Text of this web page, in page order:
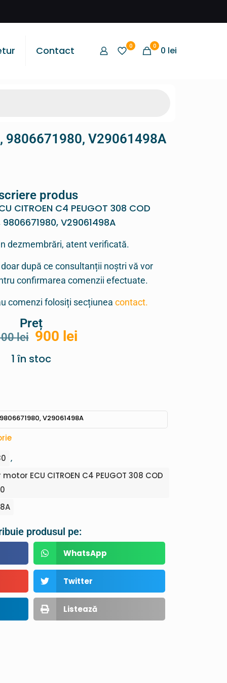
Contact 0 0 0 lei
9806671980, V29061498A
produs
CITROEN C4 PEUGOT 308 COD
9806671980, V29061498A
dezmembrări, atent verificată.
după ce consultanții noștri vă vor
confirmarea comenzii efectuate.
comenzi folosiți secțiunea contact.
Preț
lei 900 lei
1 în stoc
V29061498A
,
ECU CITROEN C4 PEUGOT 308 COD
produsul pe:
WhatsApp
Twitter
Listează